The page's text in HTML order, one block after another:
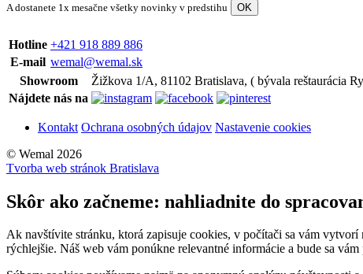
A dostanete 1x mesačne všetky novinky v predstihu
Hotline +421 918 889 886
E-mail wemal@wemal.sk
Showroom
Žižkova 1/A, 81102 Bratislava, ( bývala reštaurácia
Nájdete nás na
Kontakt Ochrana osobných údajov Nastavenie cookies
© Wemal 2026
Tvorba web stránok Bratislava
Skôr ako začneme: nahliadnite do
Ak navštívite stránku, ktorá zapisuje cookies, v počítači sa vám
rýchlejšie. Náš web vám ponúkne relevantné informácie a bude sa